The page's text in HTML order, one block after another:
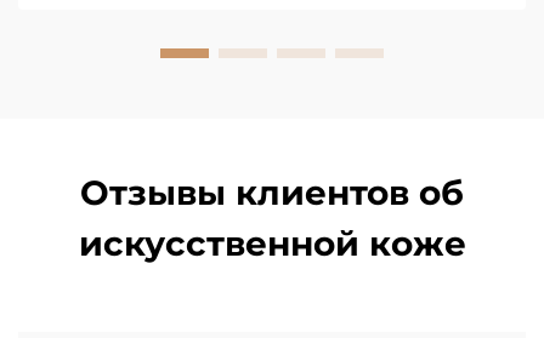
Отзывы клиентов об
искусственной коже